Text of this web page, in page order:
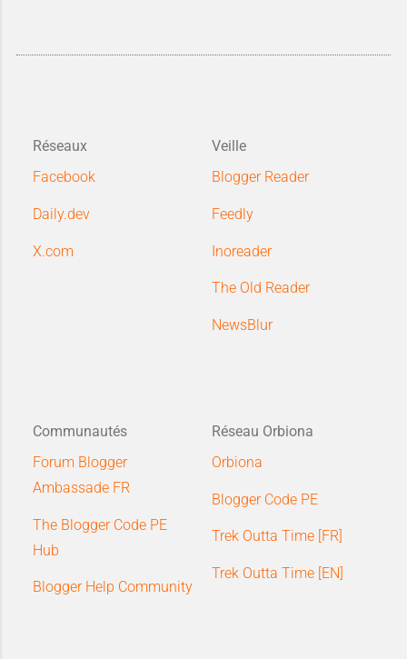
Réseaux
Facebook
Daily.dev
X.com
Veille
Blogger Reader
Feedly
Inoreader
The Old Reader
NewsBlur
Communautés
Forum Blogger
Ambassade FR
The Blogger Code PE
Hub
Blogger Help Community
Réseau Orbiona
Orbiona
Blogger Code PE
Trek Outta Time [FR]
Trek Outta Time [EN]